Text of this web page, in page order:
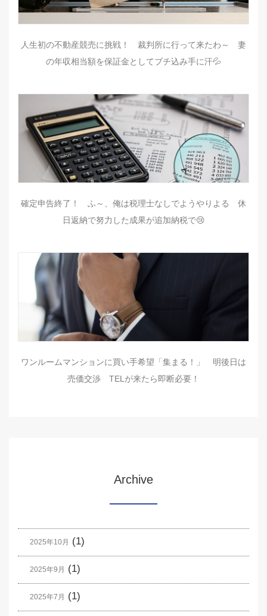
人生初の不動産競売に挑戦！ 裁判所に行って来たわ～ 妻
の年収相当額を保証金としてブチ込み手に汗💦
確定申告終了！ ふ～、俺は税理士なしでようやりよる 休
日返納で努力した成果が追加納税で😢
ワンルームマンションに買い手希望「集まる！」 明後日は
売価交渉 TELが来たら即断必要！
Archive
2025年10月 (1)
2025年9月 (1)
2025年7月 (1)